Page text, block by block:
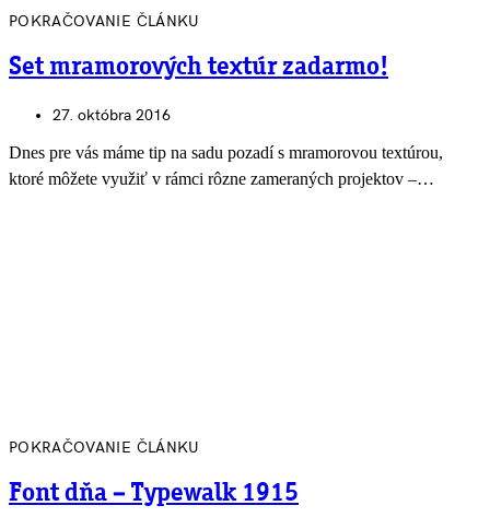
POKRAČOVANIE ČLÁNKU
Set mramorových textúr zadarmo!
27. októbra 2016
Dnes pre vás máme tip na sadu pozadí s mramorovou textúrou,
ktoré môžete využiť v rámci rôzne zameraných projektov –…
POKRAČOVANIE ČLÁNKU
Font dňa – Typewalk 1915